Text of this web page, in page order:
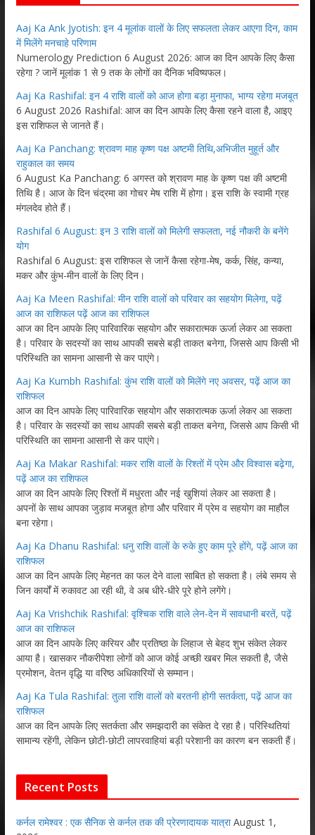
Aaj Ka Ank Jyotish: इन 4 मूलांक वालों के लिए सफलता लेकर आएगा दिन, काम
में मिलेंगे मनचाहे परिणाम
Numerology Prediction 6 August 2026: आज का दिन आपके लिए कैसा
रहेगा ? जानें मूलांक 1 से 9 तक के लोगों का दैनिक भविष्यफल।
Aaj Ka Rashifal: इन 4 राशि वालों को आज होगा बड़ा मुनाफा, भाग्य रहेगा मजबूत
6 August 2026 Rashifal: आज का दिन आपके लिए कैसा रहने वाला है, आइए
इस राशिफल से जानते हैं।
Aaj Ka Panchang: श्रावण माह कृष्ण पक्ष अष्टमी तिथि,अभिजीत मुहूर्त और
राहुकाल का समय
6 August Ka Panchang: 6 अगस्त को श्रावण माह के कृष्ण पक्ष की अष्टमी
तिथि है। आज के दिन चंद्रमा का गोचर मेष राशि में होगा। इस राशि के स्वामी ग्रह
मंगलदेव होते हैं।
Rashifal 6 August: इन 3 राशि वालों को मिलेगी सफलता, नई नौकरी के बनेंगे
योग
Rashifal 6 August: इस राशिफल से जानें कैसा रहेगा-मेष, कर्क, सिंह, कन्या,
मकर और कुंभ-मीन वालों के लिए दिन।
Aaj Ka Meen Rashifal: मीन राशि वालों को परिवार का सहयोग मिलेगा, पढ़ें
आज का राशिफल पढ़ें आज का राशिफल
आज का दिन आपके लिए पारिवारिक सहयोग और सकारात्मक ऊर्जा लेकर आ सकता
है। परिवार के सदस्यों का साथ आपकी सबसे बड़ी ताकत बनेगा, जिससे आप किसी भी
परिस्थिति का सामना आसानी से कर पाएंगे।
Aaj Ka Kumbh Rashifal: कुंभ राशि वालों को मिलेंगे नए अवसर, पढ़ें आज का
राशिफल
आज का दिन आपके लिए पारिवारिक सहयोग और सकारात्मक ऊर्जा लेकर आ सकता
है। परिवार के सदस्यों का साथ आपकी सबसे बड़ी ताकत बनेगा, जिससे आप किसी भी
परिस्थिति का सामना आसानी से कर पाएंगे।
Aaj Ka Makar Rashifal: मकर राशि वालों के रिश्तों में प्रेम और विश्वास बढ़ेगा,
पढ़ें आज का राशिफल
आज का दिन आपके लिए रिश्तों में मधुरता और नई खुशियां लेकर आ सकता है।
अपनों के साथ आपका जुड़ाव मजबूत होगा और परिवार में प्रेम व सहयोग का माहौल
बना रहेगा।
Aaj Ka Dhanu Rashifal: धनु राशि वालों के रुके हुए काम पूरे होंगे, पढ़ें आज का
राशिफल
आज का दिन आपके लिए मेहनत का फल देने वाला साबित हो सकता है। लंबे समय से
जिन कार्यों में रुकावट आ रही थी, वे अब धीरे-धीरे पूरे होने लगेंगे।
Aaj Ka Vrishchik Rashifal: वृश्चिक राशि वाले लेन-देन में सावधानी बरतें, पढ़ें
आज का राशिफल
आज का दिन आपके लिए करियर और प्रतिष्ठा के लिहाज से बेहद शुभ संकेत लेकर
आया है। खासकर नौकरीपेशा लोगों को आज कोई अच्छी खबर मिल सकती है, जैसे
प्रमोशन, वेतन वृद्धि या वरिष्ठ अधिकारियों से सम्मान।
Aaj Ka Tula Rashifal: तुला राशि वालों को बरतनी होगी सतर्कता, पढ़ें आज का
राशिफल
आज का दिन आपके लिए सतर्कता और समझदारी का संकेत दे रहा है। परिस्थितियां
सामान्य रहेंगी, लेकिन छोटी-छोटी लापरवाहियां बड़ी परेशानी का कारण बन सकती हैं।
Recent Posts
कर्नल रामेश्वर : एक सैनिक से कर्नल तक की प्रेरणादायक यात्रा August 1,